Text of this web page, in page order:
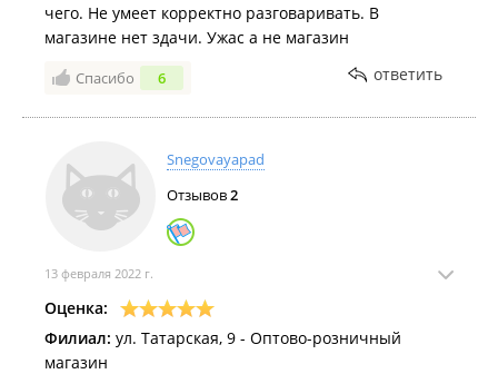
чего. Не умеет корректно разговаривать. В
магазине нет здачи. Ужас а не магазин
Спасибо 6 ответить
Snegovayapad
Отзывов2
13 февраля 2022 г.
Оценка:
Филиал: ул. Татарская, 9 - Оптово-розничный
магазин